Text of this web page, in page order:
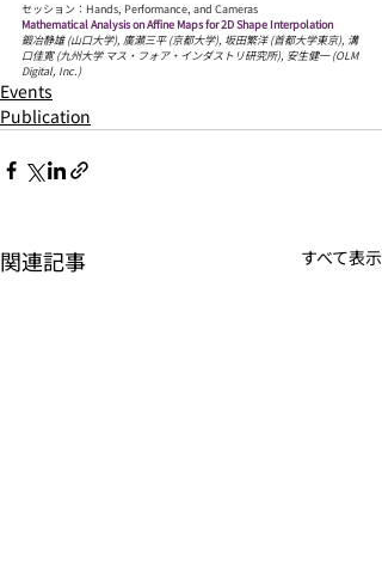
セッション：Hands, Performance, and Cameras
Mathematical Analysis on Affine Maps for 2D Shape Interpolation
鍛冶静雄 (山口大学), 廣瀬三平 (京都大学), 坂田繁洋 (首都大学東京), 溝
口佳寛 (九州大学 マス・フォア・インダストリ研究所), 安生健一 (OLM
Digital, Inc.)
Events
Publication
関連記事 すべて表示